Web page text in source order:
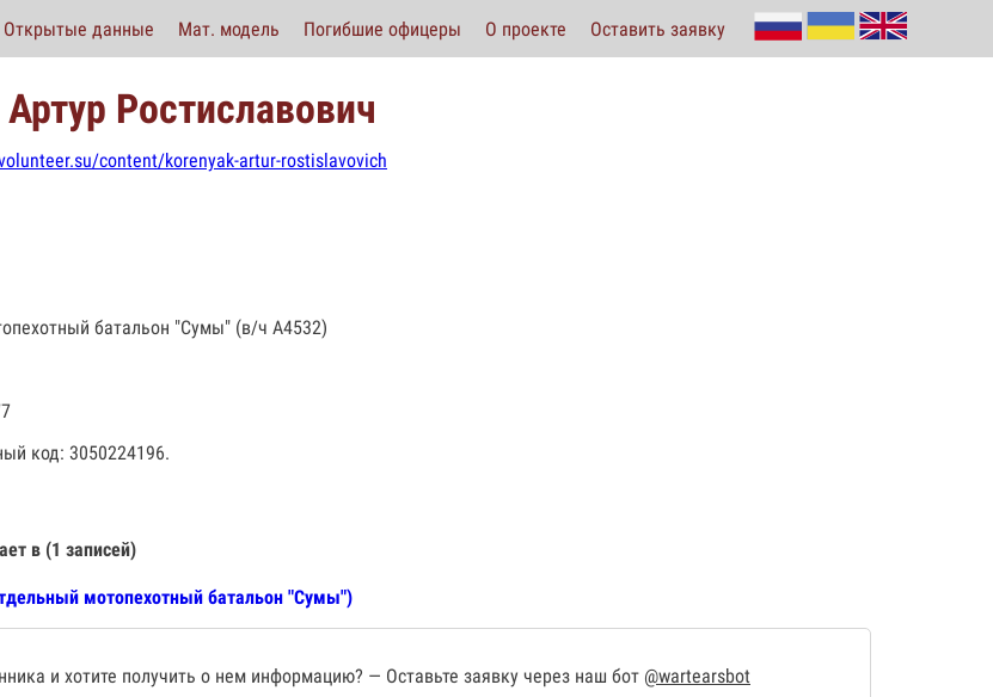
Открытые данные Мат. модель Погибшие офицеры О проекте Оставить заявку
Ростиславович
content/korenyak-artur-rostislavovich
батальон "Сумы" (в/ч А4532)
код: 3050224196.
в (1 записей)
мотопехотный батальон "Сумы")
и хотите получить о нем информацию? — Оставьте заявку через наш бот @wartearsbot